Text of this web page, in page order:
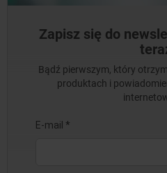
Zapisz się do
Bądź pierwszym, który
produktach i